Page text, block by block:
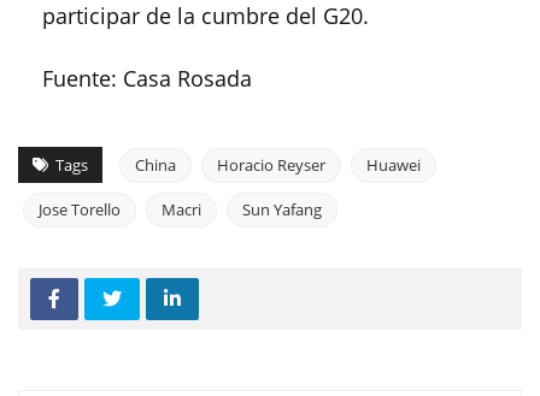
participar de la cumbre del G20.
Fuente: Casa Rosada
Tags China Horacio Reyser Huawei
Jose Torello Macri Sun Yafang